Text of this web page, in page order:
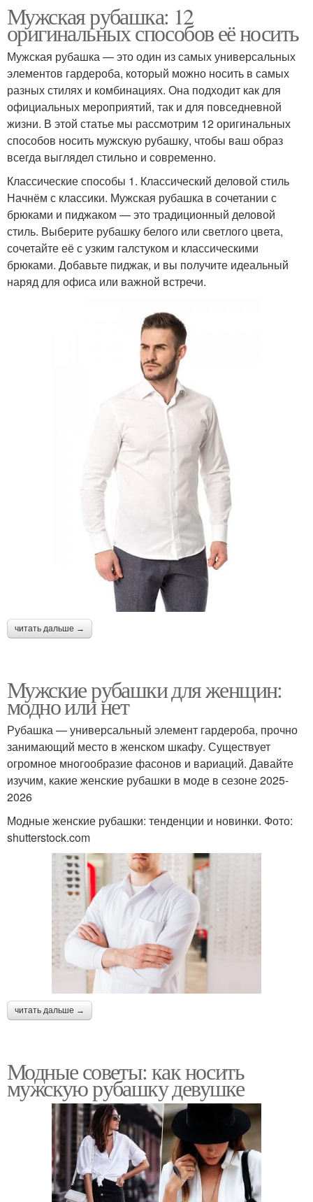
Мужская рубашка: 12
оригинальных способов её носить
Мужская рубашка — это один из самых универсальных
элементов гардероба, который можно носить в самых
разных стилях и комбинациях. Она подходит как для
официальных мероприятий, так и для повседневной
жизни. В этой статье мы рассмотрим 12 оригинальных
способов носить мужскую рубашку, чтобы ваш образ
всегда выглядел стильно и современно.
Классические способы 1. Классический деловой стиль
Начнём с классики. Мужская рубашка в сочетании с
брюками и пиджаком — это традиционный деловой
стиль. Выберите рубашку белого или светлого цвета,
сочетайте её с узким галстуком и классическими
брюками. Добавьте пиджак, и вы получите идеальный
наряд для офиса или важной встречи.
читать дальше →
Мужские рубашки для женщин:
модно или нет
Рубашка — универсальный элемент гардероба, прочно
занимающий место в женском шкафу. Существует
огромное многообразие фасонов и вариаций. Давайте
изучим, какие женские рубашки в моде в сезоне 2025-
2026
Модные женские рубашки: тенденции и новинки. Фото:
shutterstock.com
читать дальше →
Модные советы: как носить
мужскую рубашку девушке